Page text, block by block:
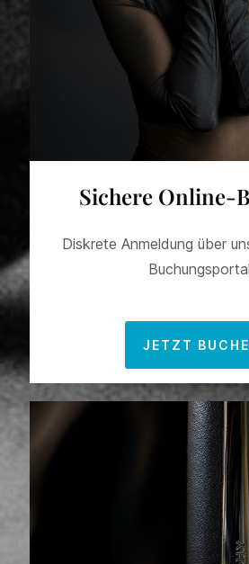
Sichere Online-
Diskrete Anmeldung über
JETZT